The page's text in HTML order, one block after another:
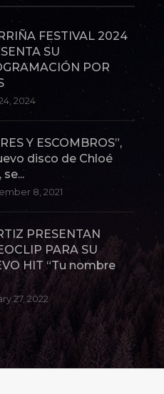
FESTIVAL 2024
SU
POR
2024
Y ESCOMBROS”,
disco de Chloé
se...
8, 2021
PRESENTAN
PARA SU
HIT “Tu nombre
27, 2022